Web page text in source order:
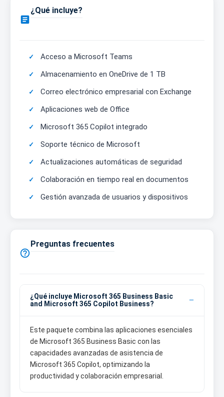

¿Qué incluye?
Acceso a Microsoft Teams
Almacenamiento en OneDrive de 1 TB
Correo electrónico empresarial con Exchange
Aplicaciones web de Office
Microsoft 365 Copilot integrado
Soporte técnico de Microsoft
Actualizaciones automáticas de seguridad
Colaboración en tiempo real en documentos
Gestión avanzada de usuarios y dispositivos

Preguntas frecuentes
¿Qué incluye Microsoft 365 Business Basic
and Microsoft 365 Copilot Business?
Este paquete combina las aplicaciones esenciales
de Microsoft 365 Business Basic con las
capacidades avanzadas de asistencia de
Microsoft 365 Copilot, optimizando la
productividad y colaboración empresarial.